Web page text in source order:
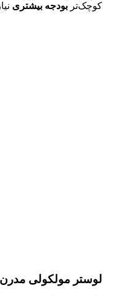
کوچک‌تر بودجه بیشتری
لوستر مولکولی